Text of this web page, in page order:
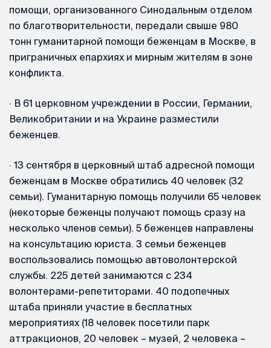
помощи, организованного Синодальным отделом
по благотворительности, передали свыше 980
тонн гуманитарной помощи беженцам в Москве, в
приграничных епархиях и мирным жителям в зоне
конфликта.
· В 61 церковном учреждении в России, Германии,
Великобритании и на Украине разместили
беженцев.
· 13 сентября в церковный штаб адресной помощи
беженцам в Москве обратились 40 человек (32
семьи). Гуманитарную помощь получили 65 человек
(некоторые беженцы получают помощь сразу на
несколько членов семьи). 5 беженцев направлены
на консультацию юриста. 3 семьи беженцев
воспользовались помощью автоволонтерской
службы. 225 детей занимаются с 234
волонтерами-репетиторами. 40 подопечных
штаба приняли участие в бесплатных
мероприятиях (18 человек посетили парк
аттракционов, 20 человек – музей, 2 человека –